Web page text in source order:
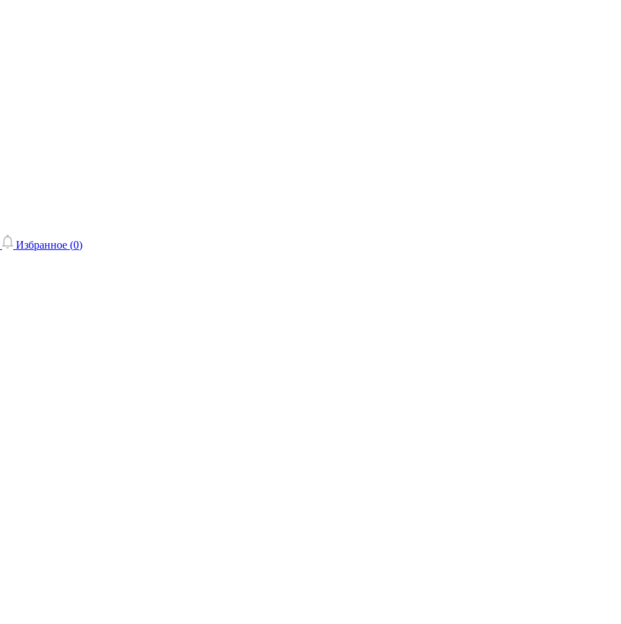
Избранное (0)